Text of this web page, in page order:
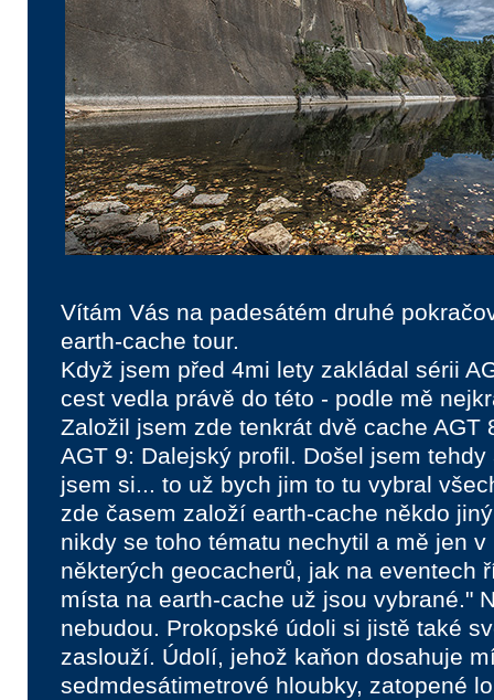
Vítám Vás na padesátém druhé
earth-cache tour.
Když jsem před 4mi lety zakládal sérii
cest vedla právě do této - podle mě
Založil jsem zde tenkrát dvě cache AGT
AGT 9: Dalejský profil. Došel jsem
jsem si... to už bych jim to tu vybral
zde časem založí earth-cache někdo
nikdy se toho tématu nechytil a mě jen
některých geocacherů, jak na eventech
místa na earth-cache už jsou vybrané."
nebudou. Prokopské údoli si jistě také
zaslouží. Údolí, jehož kaňon dosahuje
sedmdesátimetrové hloubky, zatopené